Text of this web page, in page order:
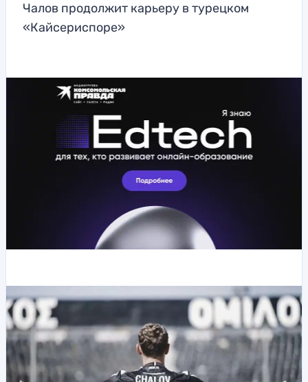
Чалов продолжит карьеру в турецком
«Кайсериспоре»